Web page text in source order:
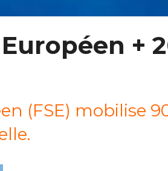
+
(FSE) mobilise